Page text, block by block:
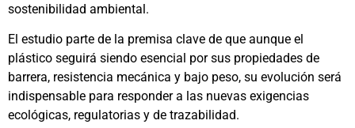
sostenibilidad ambiental.
El estudio parte de la premisa clave de que aunque el
plástico seguirá siendo esencial por sus propiedades de
barrera, resistencia mecánica y bajo peso, su evolución será
indispensable para responder a las nuevas exigencias
ecológicas, regulatorias y de trazabilidad.